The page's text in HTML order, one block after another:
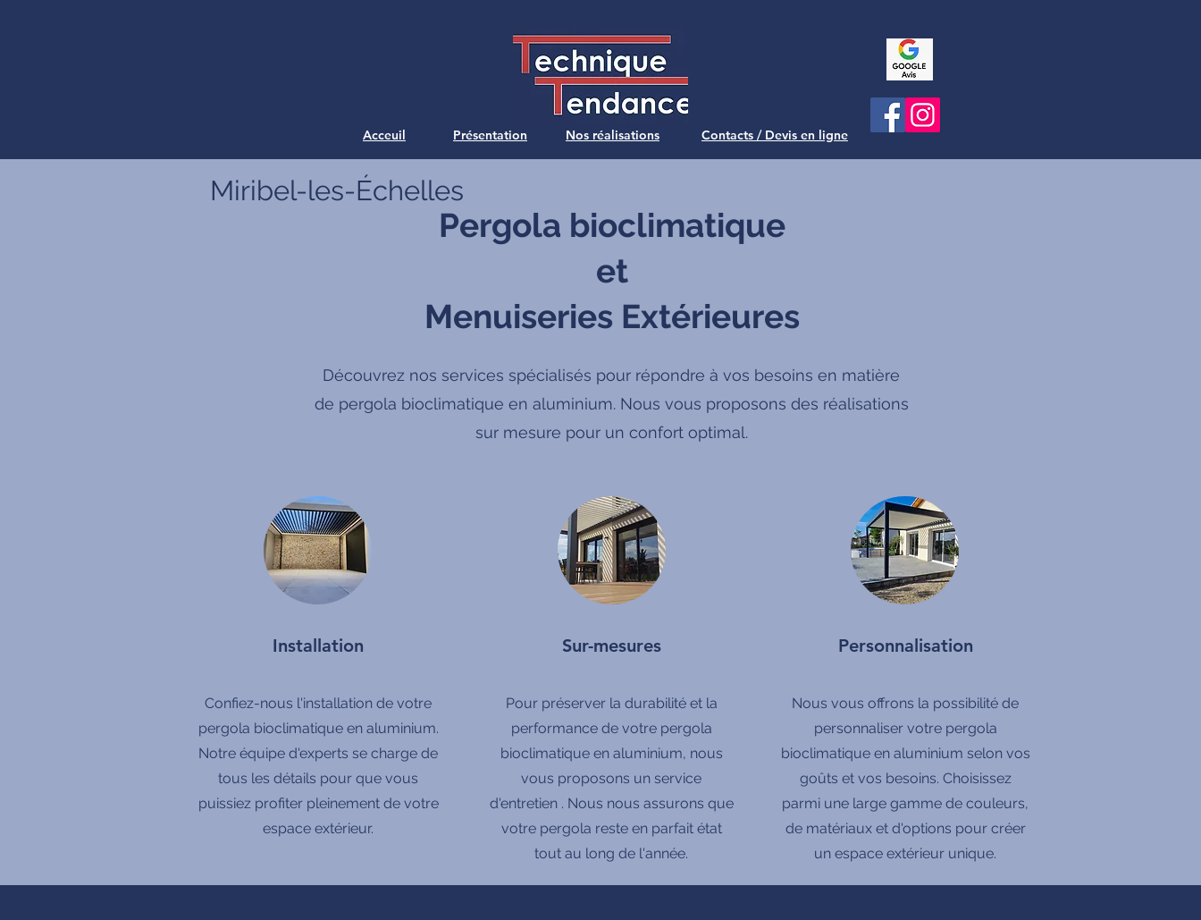
Acceuil Présentation Nos réalisations Contacts / Devis en ligne
Miribel-les-Échelles
Pergola bioclimatique
et
Menuiseries Extérieures
Découvrez nos services spécialisés pour répondre à vos besoins en matière
de pergola bioclimatique en aluminium. Nous vous proposons des réalisations
sur mesure pour un confort optimal.
Installation
Confiez-nous l'installation de votre
pergola bioclimatique en aluminium.
Notre équipe d'experts se charge de
tous les détails pour que vous
puissiez profiter pleinement de votre
espace extérieur.
Sur-mesures
Pour préserver la durabilité et la
performance de votre pergola
bioclimatique en aluminium, nous
vous proposons un service
d'entretien . Nous nous assurons que
votre pergola reste en parfait état
tout au long de l'année.
Personnalisation
Nous vous offrons la possibilité de
personnaliser votre pergola
bioclimatique en aluminium selon vos
goûts et vos besoins. Choisissez
parmi une large gamme de couleurs,
de matériaux et d'options pour créer
un espace extérieur unique.